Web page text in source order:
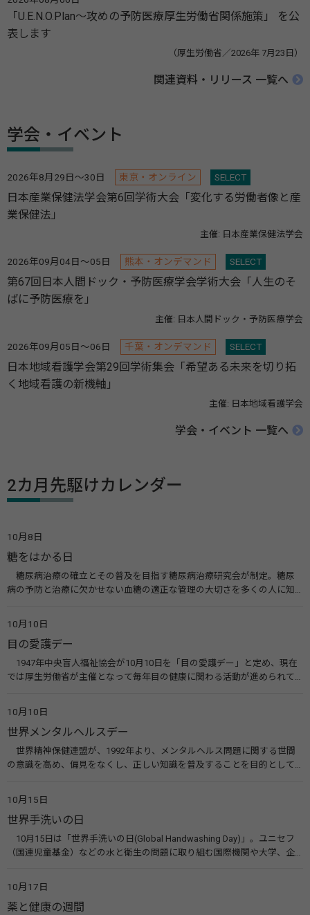
「U.E.N.O.Plan～攻めの予防医療厚生労働省関係施策」 を公
表します
（厚生労働省／2026年 7月23日）
関連資料・リリース 一覧へ
学会・イベント
2026年8月29日～30日 東京・オンライン SELECT
日本産業保健法学会第6回学術大会「変化する労働者像と産
業保健法」
主催: 日本産業保健法学会
2026年09月04日～05日 熊本・オンデマンド SELECT
第67回日本人間ドック・予防医療学会学術大会「人生のそ
ばに予防医療を」
主催: 日本人間ドック・予防医療学会
2026年09月05日～06日 千葉・オンデマンド SELECT
日本地域看護学会第29回学術集会「希望ある未来を切り拓
く地域看護の新機軸」
主催: 日本地域看護学会
学会・イベント 一覧へ
2カ月先駆けカレンダー
10月8日
糖をはかる日
糖尿病治療の確立とその普及を目指す糖尿病治療研究会が制定。糖尿
病の予防と治療に欠かせない血糖の適正な管理の大切さを多くの人に知
療研究会） 糖尿病ネットワーク
10月10日
目の愛護デー
1947年中央盲人福祉協会が10月10日を「目の愛護デー」と定め、現在
では厚生労働省が主催となって毎年目の健康に関わる活動が進められて
会）
10月10日
世界メンタルヘルスデー
世界精神保健連盟が、1992年より、メンタルヘルス問題に関する世間
の意識を高め、偏見をなくし、正しい知識を普及することを目的として、
す。 関連リンク 世界メンタルヘルスデー（厚生労働省） 働く人のメンタ
ルヘルス・ポータルサイト「こころの耳」（厚生労働省）
10月15日
世界手洗いの日
10月15日は「世界手洗いの日(Global Handwashing Day)」。ユニセフ
（国連児童基金）などの水と衛生の問題に取り組む国際機関や大学、企
10月17日
薬と健康の週間